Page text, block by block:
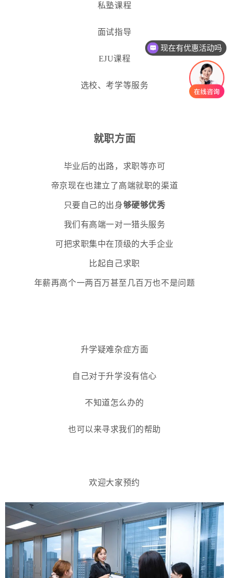
私塾课程
面试指导
EJU课程
选校、考学等服务
就职方面
毕业后的出路，求职等亦可
帝京现在也建立了高端就职的渠道
只要自己的出身够硬够优秀
我们有高端一对一猎头服务
可把求职集中在顶级的大手企业
比起自己求职
年薪再高个一两百万甚至几百万也不是问题
升学疑难杂症方面
自己对于升学没有信心
不知道怎么办的
也可以来寻求我们的帮助
欢迎大家预约
可以介绍下你们的产品么